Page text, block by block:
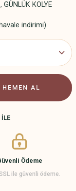
, GÜNLÜK KOLYE
indirimi)
HEMEN AL
Ödeme
ile güvenli ödeme.